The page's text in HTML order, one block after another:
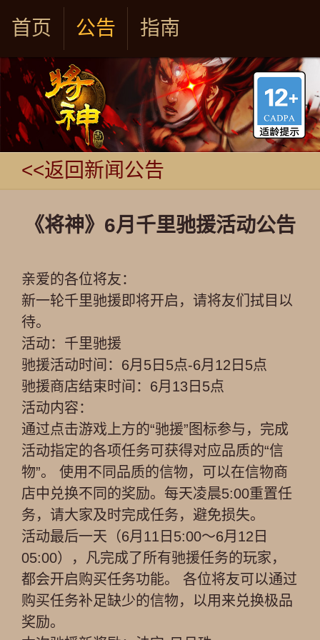
首页 公告 指南
<<返回新闻公告
《将神》6月千里驰援活动公告
亲爱的各位将友：
新一轮千里驰援即将开启，请将友们拭目以
待。
活动：千里驰援
驰援活动时间：6月5日5点-6月12日5点
驰援商店结束时间：6月13日5点
活动内容：
通过点击游戏上方的“驰援”图标参与，完成
活动指定的各项任务可获得对应品质的“信
物”。 使用不同品质的信物，可以在信物商
店中兑换不同的奖励。每天凌晨5:00重置任
务，请大家及时完成任务，避免损失。
活动最后一天（6月11日5:00～6月12日
05:00），凡完成了所有驰援任务的玩家，
都会开启购买任务功能。 各位将友可以通过
购买任务补足缺少的信物，以用来兑换极品
奖励。